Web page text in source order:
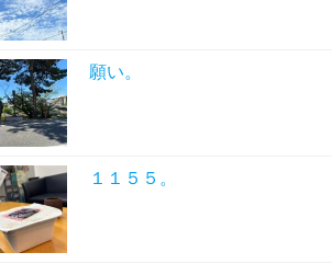
願い。
１１５５。